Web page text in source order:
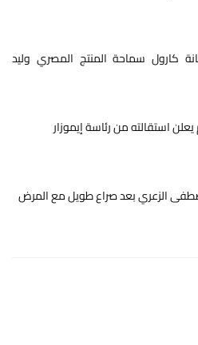
كارول سماحة المنتج المصري وليد
استقالته من رئاسة إيموزار
الزعري بعد صراع طويل مع المرض